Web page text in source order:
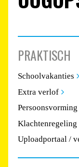
PRAKTISCH
Schoolvakanties
Extra verlof
Persoonsvorming
Klachtenregeling
Uploadportaal /